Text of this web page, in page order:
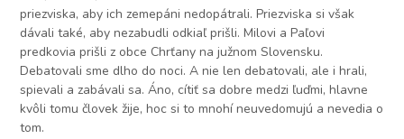
priezviska, aby ich zemepáni nedopátrali. Priezviska si však
dávali také, aby nezabudli odkiaľ prišli. Milovi a Paľovi
predkovia prišli z obce Chrťany na južnom Slovensku.
Debatovali sme dlho do noci. A nie len debatovali, ale i hrali,
spievali a zabávali sa. Áno, cítiť sa dobre medzi ľuďmi, hlavne
kvôli tomu človek žije, hoc si to mnohí neuvedomujú a nevedia o
tom.